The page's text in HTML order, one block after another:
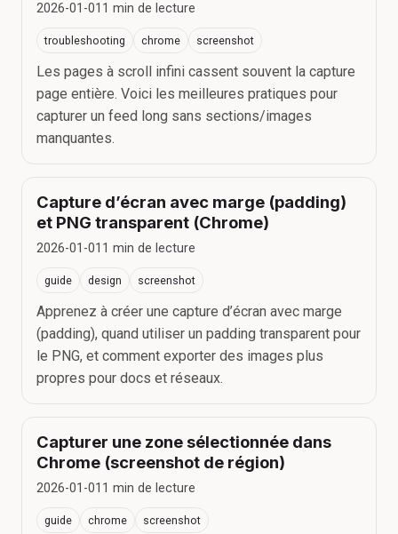
2026-01-01 1 min de lecture
troubleshooting chrome screenshot
Les pages à scroll infini cassent souvent la capture
page entière. Voici les meilleures pratiques pour
capturer un feed long sans sections/images
manquantes.
Capture d’écran avec marge (padding)
et PNG transparent (Chrome)
2026-01-01 1 min de lecture
guide design screenshot
Apprenez à créer une capture d’écran avec marge
(padding), quand utiliser un padding transparent pour
le PNG, et comment exporter des images plus
propres pour docs et réseaux.
Capturer une zone sélectionnée dans
Chrome (screenshot de région)
2026-01-01 1 min de lecture
guide chrome screenshot